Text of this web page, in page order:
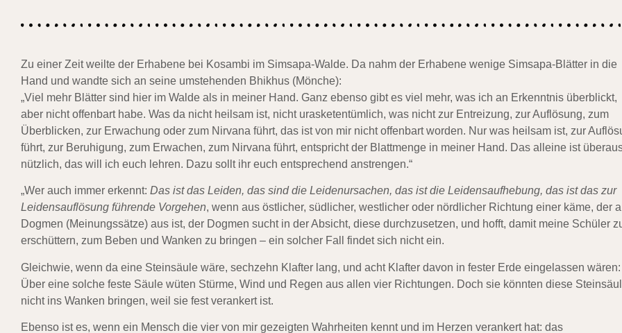
Zu einer Zeit weilte der Erhabene bei Kosambi im Simsapa-Walde. Da nahm der Erhabene wenige Simsapa-Blätter in die
Hand und wandte sich an seine umstehenden Bhikhus (Mönche):
„Viel mehr Blätter sind hier im Walde als in meiner Hand. Ganz ebenso gibt es viel mehr, was ich an Erkenntnis überblickt,
aber nicht offenbart habe. Was da nicht heilsam ist, nicht urasketentümlich, was nicht zur Entreizung, zur Auflösung, zum
Überblicken, zur Erwachung oder zum Nirvana führt, das ist von mir nicht offenbart worden. Nur was heilsam ist, zur
führt, zur Beruhigung, zum Erwachen, zum Nirvana führt, entspricht der Blattmenge in meiner Hand. Das alleine ist
nützlich, das will ich euch lehren. Dazu sollt ihr euch entsprechend anstrengen.“
„Wer auch immer erkennt: Das ist das Leiden, das sind die Leidenursachen, das ist die Leidensaufhebung, das ist das zur
Leidensauflösung führende Vorgehen, wenn aus östlicher, südlicher, westlicher oder nördlicher Richtung einer käme, der
Dogmen (Meinungssätze) aus ist, der Dogmen sucht in der Absicht, diese durchzusetzen, und hofft, damit meine Schüler
erschüttern, zum Beben und Wanken zu bringen – ein solcher Fall findet sich nicht ein.
Gleichwie, wenn da eine Steinsäule wäre, sechzehn Klafter lang, und acht Klafter davon in fester Erde eingelassen wären:
Über eine solche feste Säule wüten Stürme, Wind und Regen aus allen vier Richtungen. Doch sie könnten diese
nicht ins Wanken bringen, weil sie fest verankert ist.
Ebenso ist es, wenn ein Mensch die vier von mir gezeigten Wahrheiten kennt und im Herzen verankert hat: das